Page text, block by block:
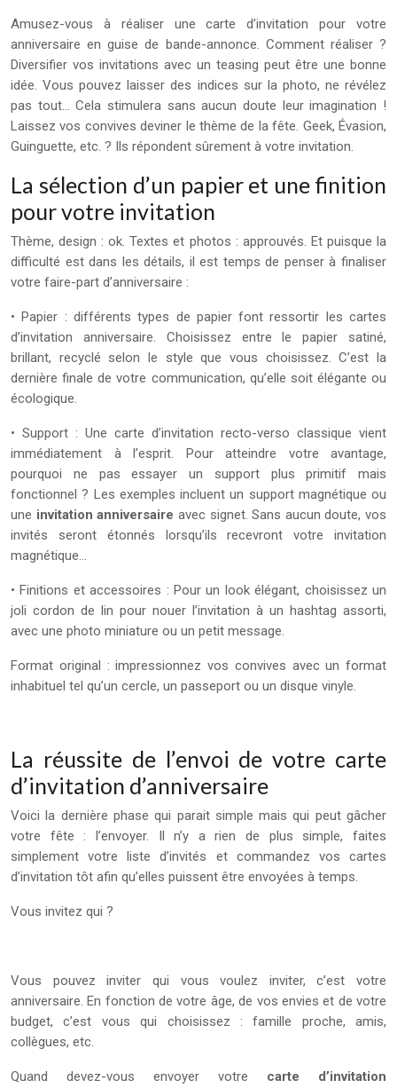
Amusez-vous à réaliser une carte d’invitation pour votre
anniversaire en guise de bande-annonce. Comment réaliser ?
Diversifier vos invitations avec un teasing peut être une bonne
idée. Vous pouvez laisser des indices sur la photo, ne révélez
pas tout… Cela stimulera sans aucun doute leur imagination !
Laissez vos convives deviner le thème de la fête. Geek, Évasion,
Guinguette, etc. ? Ils répondent sûrement à votre invitation.
La sélection d’un papier et une finition
pour votre invitation
Thème, design : ok. Textes et photos : approuvés. Et puisque la
difficulté est dans les détails, il est temps de penser à finaliser
votre faire-part d’anniversaire :
• Papier : différents types de papier font ressortir les cartes
d’invitation anniversaire. Choisissez entre le papier satiné,
brillant, recyclé selon le style que vous choisissez. C’est la
dernière finale de votre communication, qu’elle soit élégante ou
écologique.
• Support : Une carte d’invitation recto-verso classique vient
immédiatement à l’esprit. Pour atteindre votre avantage,
pourquoi ne pas essayer un support plus primitif mais
fonctionnel ? Les exemples incluent un support magnétique ou
une invitation anniversaire avec signet. Sans aucun doute, vos
invités seront étonnés lorsqu’ils recevront votre invitation
magnétique…
• Finitions et accessoires : Pour un look élégant, choisissez un
joli cordon de lin pour nouer l’invitation à un hashtag assorti,
avec une photo miniature ou un petit message.
Format original : impressionnez vos convives avec un format
inhabituel tel qu’un cercle, un passeport ou un disque vinyle.
La réussite de l’envoi de votre carte
d’invitation d’anniversaire
Voici la dernière phase qui parait simple mais qui peut gâcher
votre fête : l’envoyer. Il n’y a rien de plus simple, faites
simplement votre liste d’invités et commandez vos cartes
d’invitation tôt afin qu’elles puissent être envoyées à temps.
Vous invitez qui ?
Vous pouvez inviter qui vous voulez inviter, c’est votre
anniversaire. En fonction de votre âge, de vos envies et de votre
budget, c’est vous qui choisissez : famille proche, amis,
collègues, etc.
Quand devez-vous envoyer votre carte d’invitation